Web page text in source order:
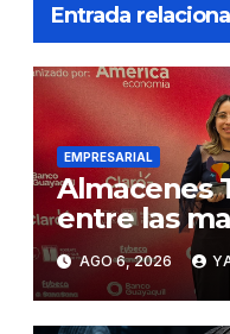
Entrada
EMPRESARIAL
Almacenes
entre las
influyentes
AGO 6, 2026